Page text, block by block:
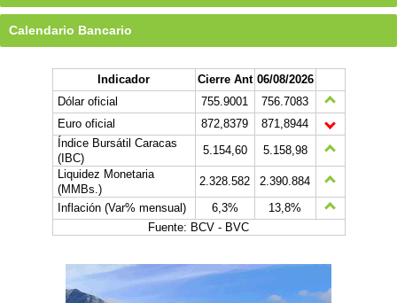
Calendario Bancario
Indicador Cierre Ant 06/08/2026
Dólar oficial
755.9001
756.7083
Euro oficial
872,8379
871,8944
Índice Bursátil Caracas
(IBC)
5.154,60
5.158,98
Liquidez Monetaria
(MMBs.)
2.328.582
2.390.884
Inflación (Var% mensual)
6,3%
13,8%
Fuente: BCV - BVC